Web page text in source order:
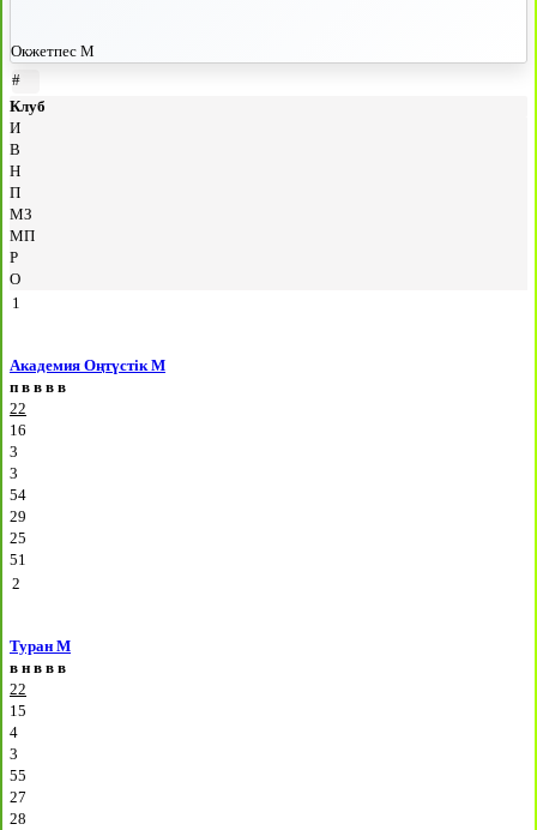
Окжетпес М
#
Клуб
И
В
Н
П
МЗ
МП
Р
О
1
Академия Оңтүстік М
п в в в в
22
16
3
3
54
29
25
51
2
Туран М
в н в в в
22
15
4
3
55
27
28